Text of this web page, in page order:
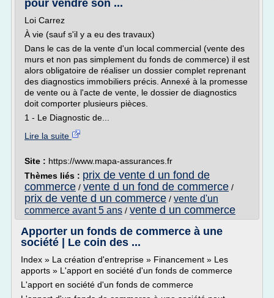
pour vendre son ...
Loi Carrez
À vie (sauf s'il y a eu des travaux)
Dans le cas de la vente d'un local commercial (vente des
murs et non pas simplement du fonds de commerce) il est
alors obligatoire de réaliser un dossier complet reprenant
des diagnostics immobiliers précis. Annexé à la promesse
de vente ou à l'acte de vente, le dossier de diagnostics
doit comporter plusieurs pièces.
1 - Le Diagnostic de...
Lire la suite
Site : https://www.mapa-assurances.fr
Thèmes liés : prix de vente d un fond de
commerce / vente d un fond de commerce /
prix de vente d un commerce / vente d'un
commerce avant 5 ans / vente d un commerce
Apporter un fonds de commerce à une
société | Le coin des ...
Index » La création d'entreprise » Financement » Les
apports » L'apport en société d'un fonds de commerce
L'apport en société d'un fonds de commerce